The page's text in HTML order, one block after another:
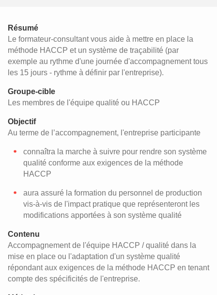
Résumé
Le formateur-consultant vous aide à mettre en place la
méthode HACCP et un système de traçabilité (par
exemple au rythme d'une journée d'accompagnement tous
les 15 jours - rythme à définir par l'entreprise).
Groupe-cible
Les membres de l'équipe qualité ou HACCP
Objectif
Au terme de l’accompagnement, l'entreprise participante
connaîtra la marche à suivre pour rendre son système
qualité conforme aux exigences de la méthode
HACCP
aura assuré la formation du personnel de production
vis-à-vis de l'impact pratique que représenteront les
modifications apportées à son système qualité
Contenu
Accompagnement de l'équipe HACCP / qualité dans la
mise en place ou l'adaptation d'un système qualité
répondant aux exigences de la méthode HACCP en tenant
compte des spécificités de l'entreprise.